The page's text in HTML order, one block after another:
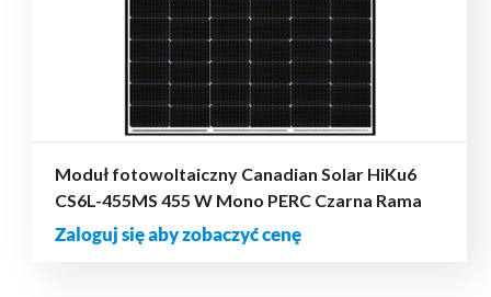
Moduł fotowoltaiczny Canadian Solar HiKu6
CS6L-455MS 455 W Mono PERC Czarna Rama
Zaloguj się aby zobaczyć cenę